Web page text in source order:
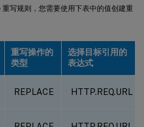
写规则，您需要使用下表中的值创建重
重写操作的
类型
选择目标引用的
表达式
REPLACE HTTP.REQ.URL